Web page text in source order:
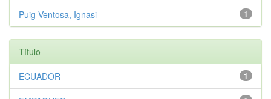
1
Puig Ventosa, Ignasi
Título
1
ECUADOR